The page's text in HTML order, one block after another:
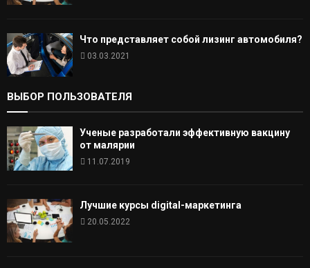
Что представляет собой лизинг автомобиля?
03.03.2021
ВЫБОР ПОЛЬЗОВАТЕЛЯ
Ученые разработали эффективную вакцину
от малярии
11.07.2019
Лучшие курсы digital-маркетинга
20.05.2022